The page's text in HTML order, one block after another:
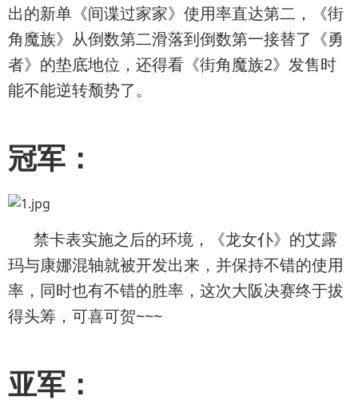
出的新单《间谍过家家》使用率直达第二，《街
角魔族》从倒数第二滑落到倒数第一接替了《勇
者》的垫底地位，还得看《街角魔族2》发售时
能不能逆转颓势了。
冠军：
禁卡表实施之后的环境，《龙女仆》的艾露
玛与康娜混轴就被开发出来，并保持不错的使用
率，同时也有不错的胜率，这次大阪决赛终于拔
得头筹，可喜可贺~~~
亚军：